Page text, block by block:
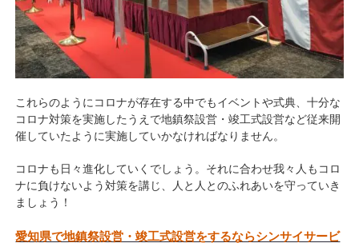
これらのようにコロナが存在する中でもイベントや式典、十分な
コロナ対策を実施したうえで地鎮祭設営・竣工式設営など従来開
催していたように実施していかなければなりません。
コロナも日々進化していくでしょう。それに合わせ我々人もコロ
ナに負けないよう対策を講じ、人と人とのふれあいを守っていき
ましょう！
愛知県で地鎮祭設営・竣工式設営をするならシンサイサービ